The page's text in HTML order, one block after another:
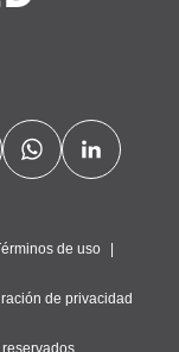
de uso
de privacidad